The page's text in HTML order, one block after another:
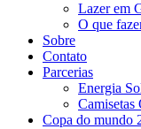
Lazer em
O que
Sobre
Contato
Parcerias
Energia
Camisetas
Copa do mundo